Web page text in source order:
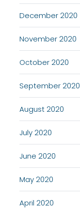
December 2020
November 2020
October 2020
September 2020
August 2020
July 2020
June 2020
May 2020
April 2020